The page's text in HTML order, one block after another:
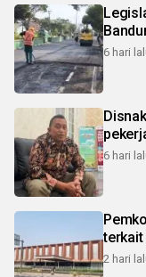
Legislator :
6 hari
6 hari
terkait
2 hari